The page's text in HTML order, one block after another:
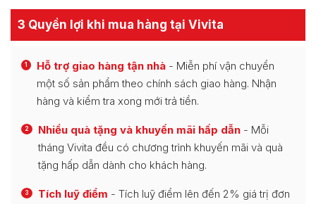
3 Quyền lợi khi mua hàng tại Vivita
1 Hỗ trợ giao hàng tận nhà - Miễn phí vận chuyển
một số sản phẩm theo chính sách giao hàng. Nhận
hàng và kiểm tra xong mới trả tiền.
2 Nhiều quà tặng và khuyến mãi hấp dẫn - Mỗi
tháng Vivita đều có chương trình khuyến mãi và quà
tặng hấp dẫn dành cho khách hàng.
3 Tích luỹ điểm - Tích luỹ điểm lên đến 2% giá trị đơn